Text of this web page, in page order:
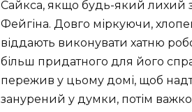
Сайкса, якщо будь-який лихий
Фейгіна. Довго міркуючи,
віддають виконувати хатню
більш придатного для його
пережив у цьому домі, щоб
занурений у думки, потім важко